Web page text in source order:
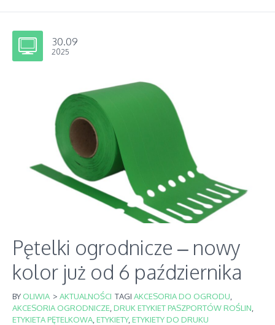
30.09
2025
Pętelki ogrodnicze – nowy
kolor już od 6 października
BY OLIWIA > AKTUALNOŚCI TAGI AKCESORIA DO OGRODU
AKCESORIA OGRODNICZE DRUK ETYKIET PASZPORTÓW ROŚLIN
ETYKIETA PĘTELKOWA ETYKIETY, ETYKIETY DO DRUKU